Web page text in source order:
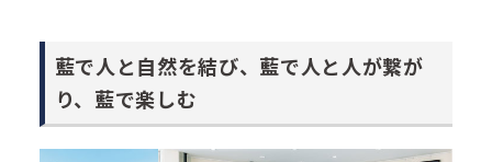
藍で人と自然を結び、藍で人と人が繋が
り、藍で楽しむ